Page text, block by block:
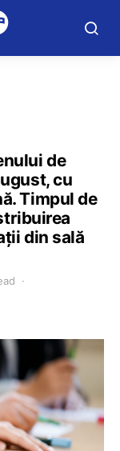
de
cu
Timpul de
din sală